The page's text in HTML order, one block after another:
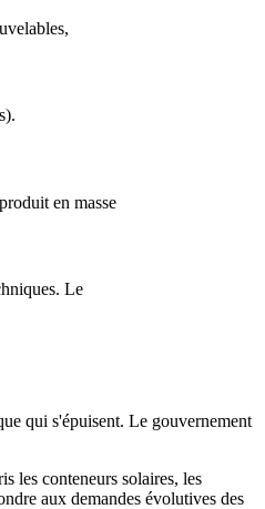
en masse
Le
qui s'épuisent. Le gouvernement
les conteneurs solaires, les
aux demandes évolutives des